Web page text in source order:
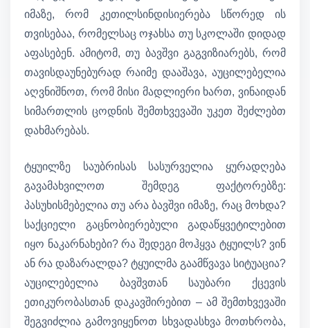
იმაზე, რომ კეთილსინდისიერება სწორედ ის
თვისებაა, რომელსაც ოჯახსა თუ სკოლაში დიდად
აფასებენ. ამიტომ, თუ ბავშვი გაგვიზიარებს, რომ
თავისდაუნებურად რაიმე დააშავა, აუცილებელია
აღვნიშნოთ, რომ მისი მადლიერი ხართ, ვინაიდან
სიმართლის ცოდნის შემთხვევაში უკეთ შეძლებთ
დახმარებას.
ტყუილზე საუბრისას სასურველია ყურადღება
გავამახვილოთ შემდეგ ფაქტორებზე:
პასუხისმებელია თუ არა ბავშვი იმაზე, რაც მოხდა?
საქციელი გაცნობიერებული გადაწყვეტილებით
იყო ნაკარნახები? რა შედეგი მოჰყვა ტყუილს? ვინ
ან რა დაზარალდა? ტყუილმა გაამწვავა სიტუაცია?
აუცილებელია ბავშვთან საუბარი ქცევის
ეთიკურობასთან დაკავშირებით – ამ შემთხვევაში
შეგვიძლია გამოვიყენოთ სხვადასხვა მოთხრობა,